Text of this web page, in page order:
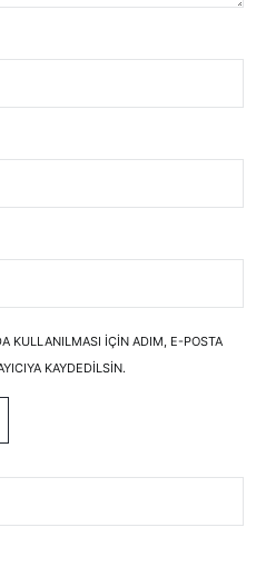
KULLANILMASI IÇIN ADIM, E-POSTA
KAYDEDILSIN.